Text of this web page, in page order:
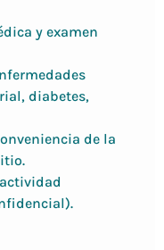
y examen
diabetes,
de la